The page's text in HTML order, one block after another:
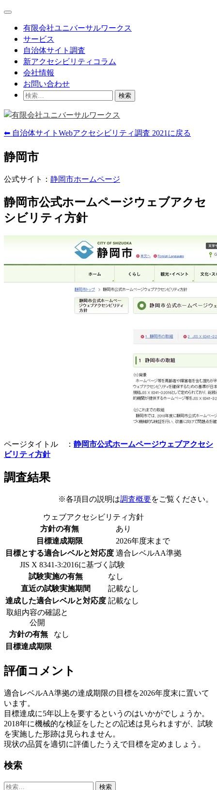
to
content
Main
有限会社ユニバーサルワークス
サービス
自治体サイト調査
新アクセシビリティコラム
会社情報
お問い合わせ
検
⬅ 自治体サイトWebアクセシビリティ調査 2021に戻る
静岡市
公式サイト： 静岡市ホームページ
静岡市公式ホームページウェブアクセ
シビリティ方針
ページタイトル ： 静岡市公式ホームページウェブアクセシ
ビリティ方針
調査結果
※各項目の説明は調査概要をご覧ください。
ウェブアクセシビリティ方針
方針の有無
あり
目標達成期限
2026年度末まで
目標とする適合レベルと対応度 適合レベルAA準拠
JIS X 8341-3:2016に基づく試験
試験実施の有無
なし
直近の試験実施期間
記載なし
達成した適合レベルと対応度 記載なし
取組内容の確認と
公開
方針の有無
なし
目標達成期限
評価コメント
適合レベルAA準拠の達成期限の目標を2026年度末に置いて
います。
目標達成に5年以上を要するというのはいかがでしょうか。
2018年に機械的な検証をしたとの記述は見られますが、試験
を実施した形跡は見られません。
現状の品質を適切に評価したうえで目標を定めましょう。
Sidebar
検索
検